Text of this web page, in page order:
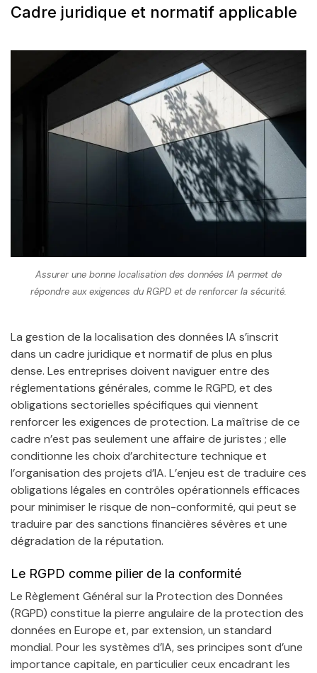
Cadre juridique et normatif applicable
Assurer une bonne localisation des données IA permet de
répondre aux exigences du RGPD et de renforcer la sécurité.
La gestion de la localisation des données IA s’inscrit
dans un cadre juridique et normatif de plus en plus
dense. Les entreprises doivent naviguer entre des
réglementations générales, comme le RGPD, et des
obligations sectorielles spécifiques qui viennent
renforcer les exigences de protection. La maîtrise de ce
cadre n’est pas seulement une affaire de juristes ; elle
conditionne les choix d’architecture technique et
l’organisation des projets d’IA. L’enjeu est de traduire ces
obligations légales en contrôles opérationnels efficaces
pour minimiser le risque de non-conformité, qui peut se
traduire par des sanctions financières sévères et une
dégradation de la réputation.
Le RGPD comme pilier de la conformité
Le Règlement Général sur la Protection des Données
(RGPD) constitue la pierre angulaire de la protection des
données en Europe et, par extension, un standard
mondial. Pour les systèmes d’IA, ses principes sont d’une
importance capitale, en particulier ceux encadrant les